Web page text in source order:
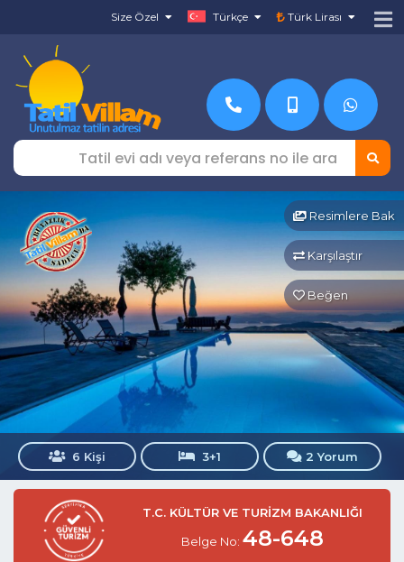
Size Özel Türkçe Türk Lirası
Resimlere Bak
Karşılaştır
Beğen
6 Kişi 3+1 2 Yorum
T.C. KÜLTÜR VE TURİZM BAKANLIĞI
Belge No: 48-648